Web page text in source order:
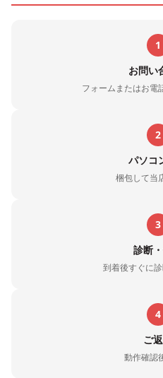
1
お問い
フォームまたはお電
2
パソコ
梱包して当
3
診断
到着後すぐに
4
ご
動作確認